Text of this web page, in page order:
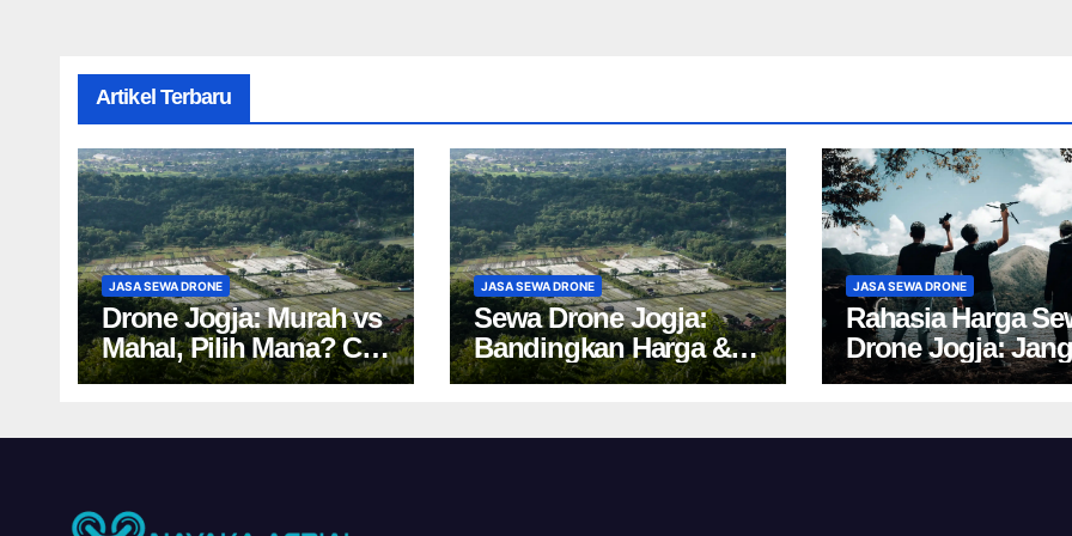
Artikel Terbaru
JASA SEWA DRONE
Drone Jogja: Murah vs
Mahal, Pilih Mana? Cek
Harga Sewa Drone
JASA SEWA DRONE
Sewa Drone Jogja:
Bandingkan Harga &
Tips Cuan 2024!
JASA SEWA DRONE
Rahasia Harga
Drone Jogja:
Salah Pilih, Rugi!